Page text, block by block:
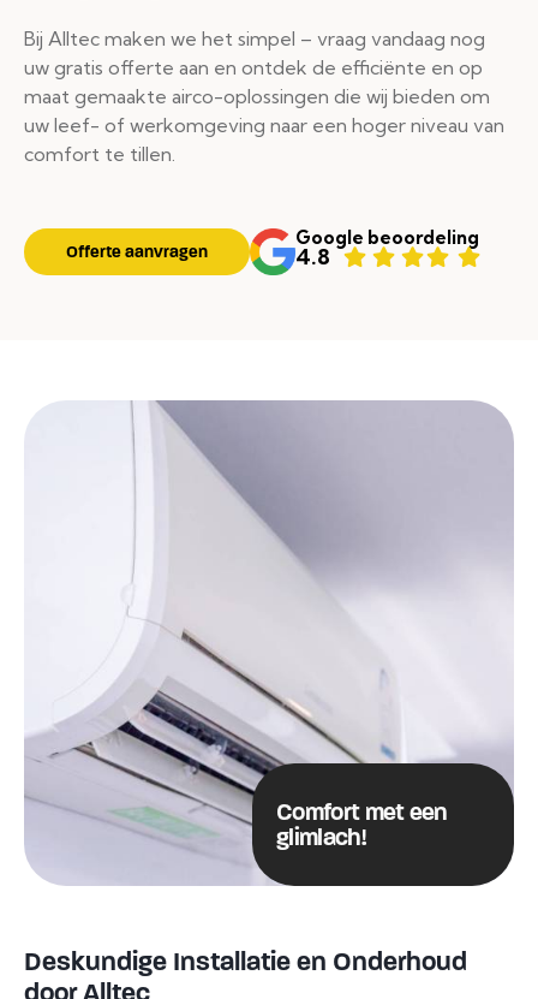
Bij Alltec maken we het simpel – vraag vandaag nog
uw gratis offerte aan en ontdek de efficiënte en op
maat gemaakte airco-oplossingen die wij bieden om
uw leef- of werkomgeving naar een hoger niveau van
comfort te tillen.
Offerte aanvragen
Google beoordeling
4.8
Comfort met een
glimlach!
Deskundige Installatie en Onderhoud
door Alltec